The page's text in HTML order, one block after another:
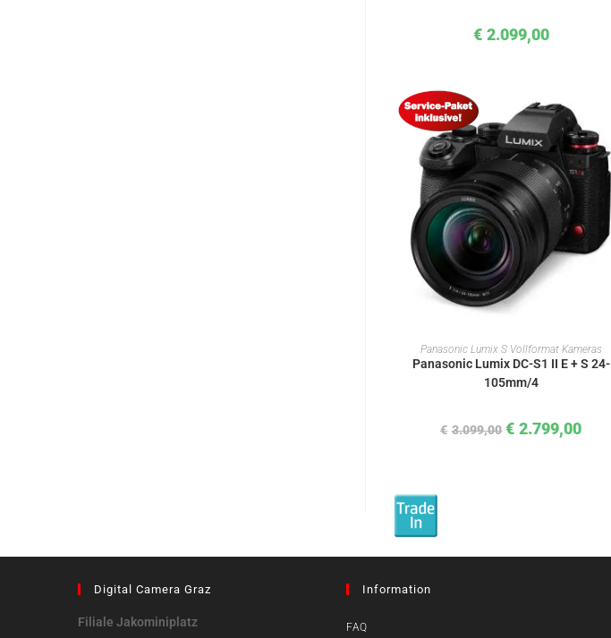
€ 2.099,00
IN DEN WARENKORB
Panasonic Lumix S Vollformat Kameras
Panasonic Lumix DC-S1 II E + S 24-
105mm/4
€ 3.099,00 € 2.799,00
Digital Camera Graz
Filiale Jakominiplatz
Information
FAQ